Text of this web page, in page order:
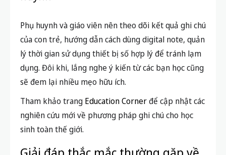
Ở các lớp học cần sự sáng tạo, hãy tận dụng digital
note để làm phong phú nội dung. Khi rèn luyện kỹ
năng ngôn ngữ, toán hay cần tập trung tuyệt đối,
nên ưu tiên vở giấy.
Chủ động hỏi ý kiến thầy cô, phụ
huynh
Phụ huynh và giáo viên nên theo dõi kết quả ghi chú